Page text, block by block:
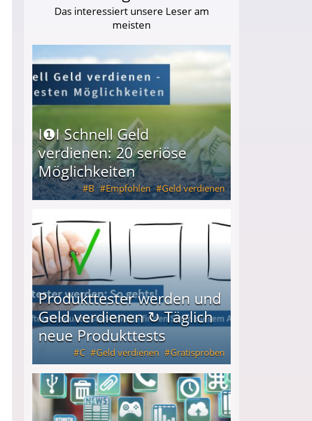
Das interessiert unsere Leser am
meisten
I❶I Schnell Geld
verdienen: 20 seriöse
Möglichkeiten
B Empfohlen Geld verdienen
Produkttester werden und
Geld verdienen ↻ Täglich
neue Produkttests
C Geld verdienen Gratisproben
↻ Täglich neue Produkttests